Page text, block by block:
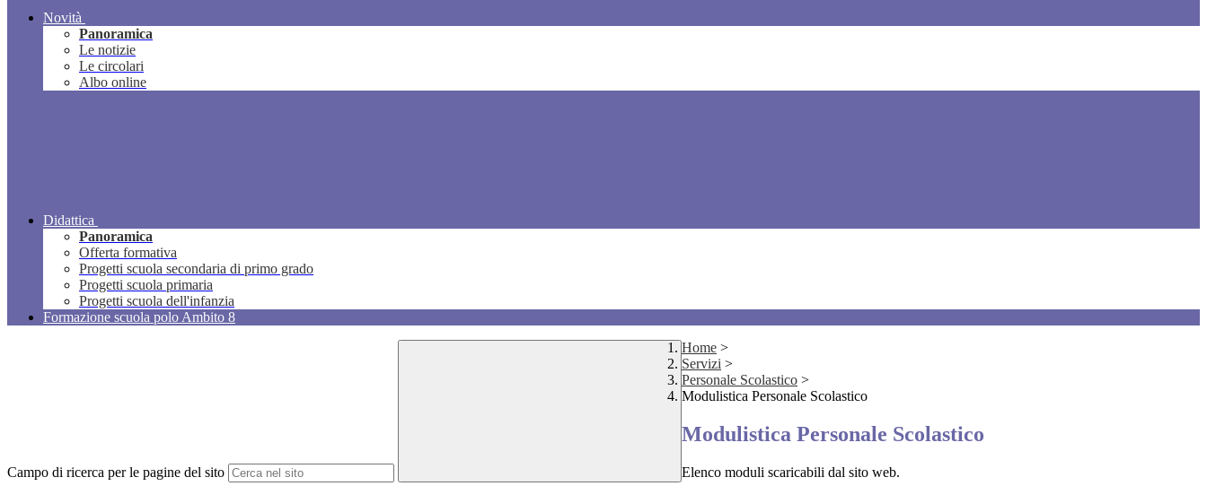
Novità
Panoramica
Le notizie
Le circolari
Albo online
Didattica
Panoramica
Offerta formativa
Progetti scuola secondaria di primo grado
Progetti scuola primaria
Progetti scuola dell'infanzia
Formazione scuola polo Ambito 8
Campo di ricerca per le pagine del sito
Home >
Servizi >
Personale Scolastico >
Modulistica Personale Scolastico
Modulistica Personale Scolastico
Elenco moduli scaricabili dal sito web.